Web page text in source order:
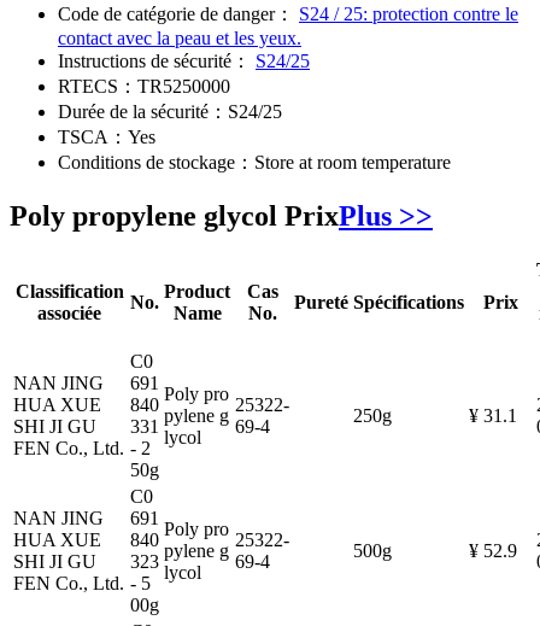
Code de catégorie de danger：
S24 / 25: protection contre le
contact avec la peau et les yeux.
Instructions de sécurité：
S24/25
RTECS： TR5250000
Durée de la sécurité： S24/25
TSCA： Yes
Conditions de stockage： Store at room temperature
Poly propylene glycol PrixPlus >>
Classification
associée
No.
Product
Name
Cas
No.
Pureté Spécifications Prix
NAN JING
HUA XUE
SHI JI GU
FEN Co., Ltd.
C0
691
840
331
- 2
50g
Poly pro
pylene g
lycol
25322-
69-4
250g ¥ 31.1
NAN JING
HUA XUE
SHI JI GU
FEN Co., Ltd.
C0
691
840
323
- 5
00g
Poly pro
pylene g
lycol
25322-
69-4
500g ¥ 52.9